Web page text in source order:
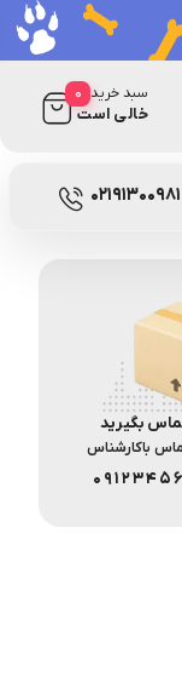
سبد خرید
خالی است
0
02191300981
333
بگیرید
با‌کارشناس